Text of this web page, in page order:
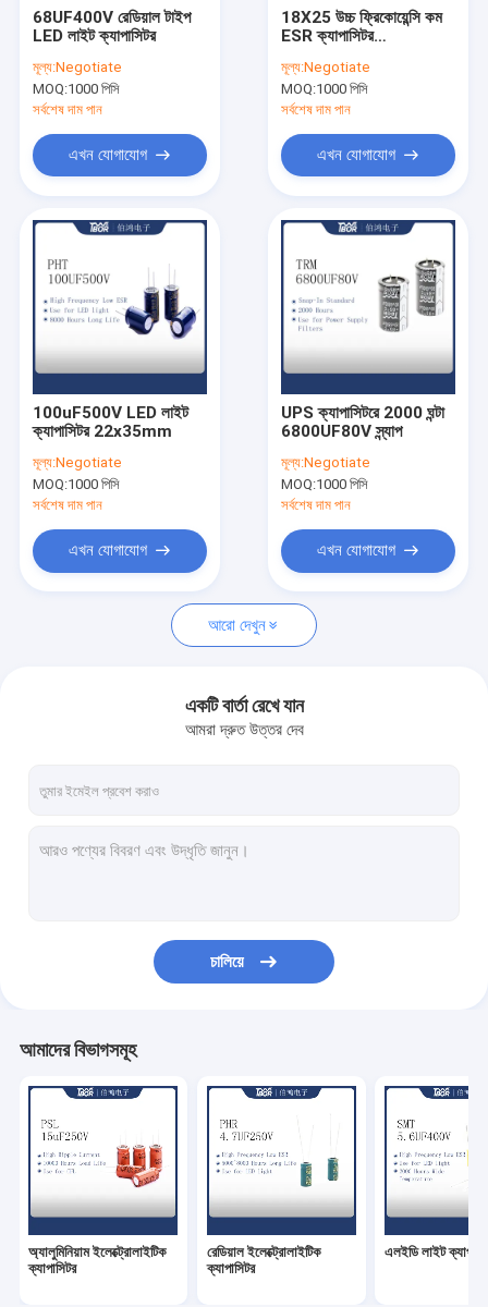
আমাদের সম্পর্কে
কারখানা ভ্রমণ
মান নিয়ন্ত্রণ
অ্যালুমিনিয়াম ইলেক্ট্রোলাইটিক ক্যাপাসিটর
রেডিয়াল ইলেক্ট্রোলাইটিক ক্যাপাসিটর
ইনভার্টার ক্যাপাসিটর
উচ্চ তাপমাত্রা ক্যাপাসিটর
68UF400V রেডিয়াল টাইপ
LED লাইট ক্যাপাসিটর
মূল্য:Negotiate
MOQ:1000 পিসি
সর্বশেষ দাম পান
এখন যোগাযোগ
18X25 উচ্চ ফ্রিকোয়েন্সি কম
ESR ক্যাপাসিটর
মূল্য:Negotiate
MOQ:1000 পিসি
সর্বশেষ দাম পান
এখন যোগাযোগ
100uF500V LED লাইট
ক্যাপাসিটর 22x35mm
মূল্য:Negotiate
MOQ:1000 পিসি
সর্বশেষ দাম পান
এখন যোগাযোগ
UPS ক্যাপাসিটরে 2000 ঘন্টা
6800UF80V স্ন্যাপ
মূল্য:Negotiate
MOQ:1000 পিসি
সর্বশেষ দাম পান
এখন যোগাযোগ
আরো দেখুন
একটি বার্তা রেখে যান
আমরা দ্রুত উত্তর দেব
চালিয়ে
আমাদের বিভাগসমূহ
অ্যালুমিনিয়াম ইলেক্ট্রোলাইটিক
ক্যাপাসিটর
রেডিয়াল ইলেক্ট্রোলাইটিক
ক্যাপাসিটর
এলইডি লাইট